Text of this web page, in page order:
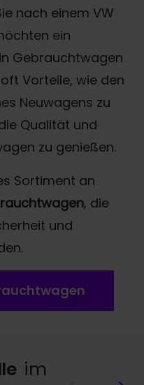
nach einem VW
ein
Gebrauchtwagen
Vorteile, wie den
Neuwagens zu
Qualität und
zu genießen.
Sortiment an
, die
und
im